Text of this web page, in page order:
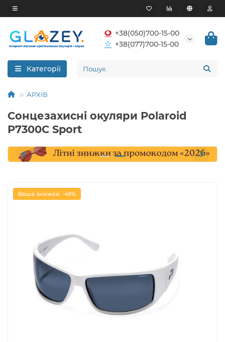
+38(050)700-15-00
+38(077)700-15-00
Категорії
АРХІВ
Сонцезахисні окуляри Polaroid
P7300C Sport
Ваша знижка: -49%